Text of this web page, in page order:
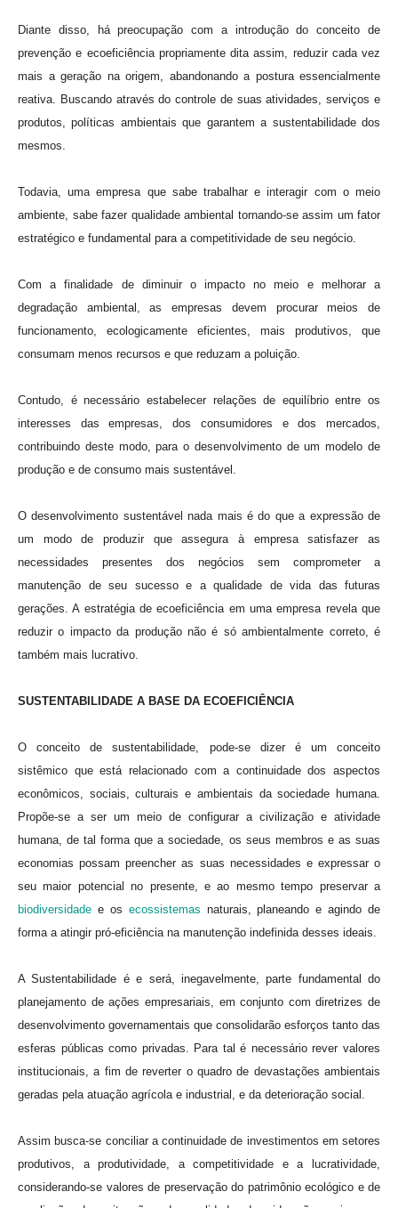
Diante disso, há preocupação com a introdução do conceito de
prevenção e ecoeficiência propriamente dita assim, reduzir cada vez
mais a geração na origem, abandonando a postura essencialmente
reativa. Buscando através do controle de suas atividades, serviços e
produtos, políticas ambientais que garantem a sustentabilidade dos
mesmos.
Todavia, uma empresa que sabe trabalhar e interagir com o meio
ambiente, sabe fazer qualidade ambiental tornando-se assim um fator
estratégico e fundamental para a competitividade de seu negócio.
Com a finalidade de diminuir o impacto no meio e melhorar a
degradação ambiental, as empresas devem procurar meios de
funcionamento, ecologicamente eficientes, mais produtivos, que
consumam menos recursos e que reduzam a poluição.
Contudo, é necessário estabelecer relações de equilíbrio entre os
interesses das empresas, dos consumidores e dos mercados,
contribuindo deste modo, para o desenvolvimento de um modelo de
produção e de consumo mais sustentável.
O desenvolvimento sustentável nada mais é do que a expressão de
um modo de produzir que assegura à empresa satisfazer as
necessidades presentes dos negócios sem comprometer a
manutenção de seu sucesso e a qualidade de vida das futuras
gerações. A estratégia de ecoeficiência em uma empresa revela que
reduzir o impacto da produção não é só ambientalmente correto, é
também mais lucrativo.
SUSTENTABILIDADE A BASE DA ECOEFICIÊNCIA
O conceito de sustentabilidade, pode-se dizer é um conceito
sistêmico que está relacionado com a continuidade dos aspectos
econômicos, sociais, culturais e ambientais da sociedade humana.
Propõe-se a ser um meio de configurar a civilização e atividade
humana, de tal forma que a sociedade, os seus membros e as suas
economias possam preencher as suas necessidades e expressar o
seu maior potencial no presente, e ao mesmo tempo preservar a
biodiversidade e os ecossistemas naturais, planeando e agindo de
forma a atingir pró-eficiência na manutenção indefinida desses ideais.
A Sustentabilidade é e será, inegavelmente, parte fundamental do
planejamento de ações empresariais, em conjunto com diretrizes de
desenvolvimento governamentais que consolidarão esforços tanto das
esferas públicas como privadas. Para tal é necessário rever valores
institucionais, a fim de reverter o quadro de devastações ambientais
geradas pela atuação agrícola e industrial, e da deterioração social.
Assim busca-se conciliar a continuidade de investimentos em setores
produtivos, a produtividade, a competitividade e a lucratividade,
considerando-se valores de preservação do patrimônio ecológico e de